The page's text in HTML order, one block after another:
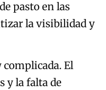
pasto en las
la visibilidad y
El
y la falta de